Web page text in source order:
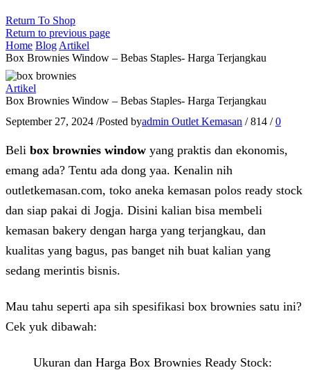
Return To Shop
Return to previous page
Home BlogArtikel
Box Brownies Window – Bebas Staples- Harga Terjangkau
Artikel
Box Brownies Window – Bebas Staples- Harga Terjangkau
September 27, 2024 /Posted byadmin Outlet Kemasan / 814 / 0
Beli box brownies window yang praktis dan ekonomis,
emang ada? Tentu ada dong yaa. Kenalin nih
outletkemasan.com, toko aneka kemasan polos ready stock
dan siap pakai di Jogja. Disini kalian bisa membeli
kemasan bakery dengan harga yang terjangkau, dan
kualitas yang bagus, pas banget nih buat kalian yang
sedang merintis bisnis.
Mau tahu seperti apa sih spesifikasi box brownies satu ini?
Cek yuk dibawah:
Ukuran dan Harga Box Brownies Ready Stock: